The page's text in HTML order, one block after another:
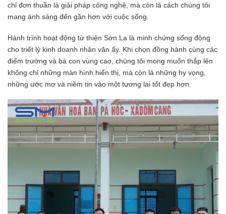
chỉ đơn thuần là giải pháp công nghệ, mà còn là cách chúng tôi
mang ánh sáng đến gần hơn với cuộc sống.
Hành trình hoạt động từ thiện Sơn La là minh chứng sống động
cho triết lý kinh doanh nhân văn ấy. Khi chọn đồng hành cùng các
điểm trường và bà con vùng cao, chúng tôi mong muốn thắp lên
không chỉ những màn hình hiển thị, mà còn là những hy vọng,
những ước mơ và niềm tin vào một tương lai tốt đẹp hơn.